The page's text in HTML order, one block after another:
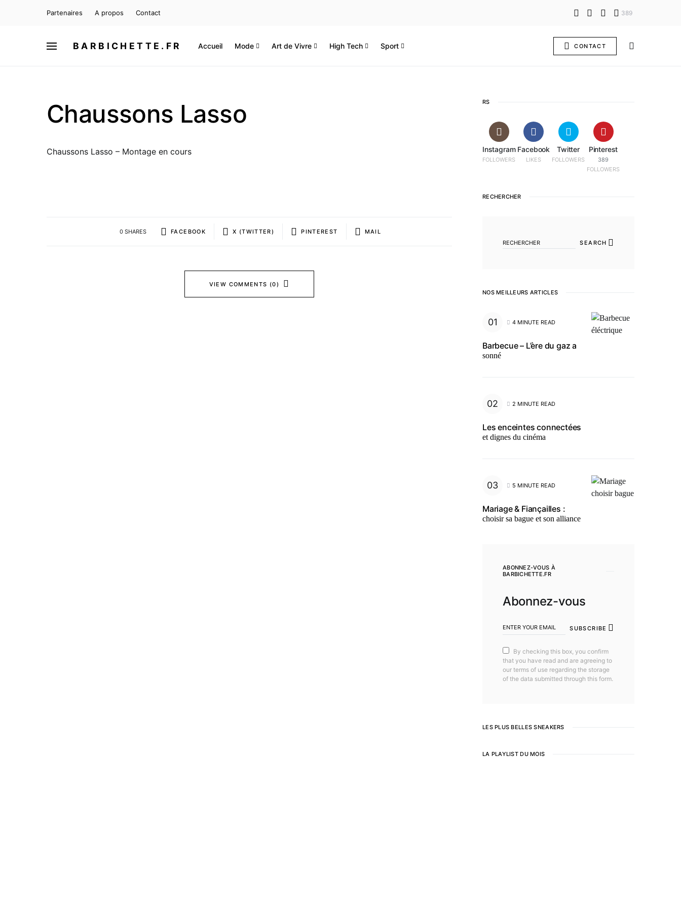
Partenaires A propos Contact 389
BARBICHETTE.FR Accueil Mode Art de Vivre High Tech Sport CONTACT
Chaussons Lasso
Chaussons Lasso – Montage en cours
0 SHARES FACEBOOK X (TWITTER) PINTEREST MAIL
VIEW COMMENTS (0)
RS
Instagram
FOLLOWERS
Facebook
LIKES
Twitter
FOLLOWERS
Pinterest
389
FOLLOWERS
RECHERCHER
SEARCH
NOS MEILLEURS ARTICLES
4 MINUTE READ
Barbecue – L’ère du gaz a
sonné
2 MINUTE READ
Les enceintes connectées
et dignes du cinéma
5 MINUTE READ
Mariage & Fiançailles :
choisir sa bague et son alliance
ABONNEZ-VOUS À
BARBICHETTE.FR
Abonnez-vous
SUBSCRIBE
By checking this box, you confirm
that you have read and are agreeing to
our terms of use regarding the storage
of the data submitted through this form.
LES PLUS BELLES SNEAKERS
LA PLAYLIST DU MOIS